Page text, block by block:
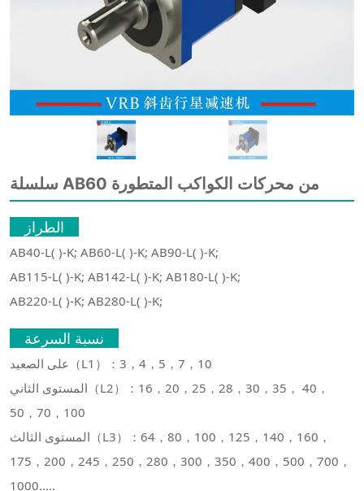
سلسلة AB60 من محركات الكواكب المتطورة
الطراز
AB40-L( )-K; AB60-L( )-K; AB90-L( )-K;
AB115-L( )-K; AB142-L( )-K; AB180-L( )-K;
AB220-L( )-K; AB280-L( )-K;
نسبة السرعة
على الصعيد（L1）：3，4，5，7，10
المستوى الثاني（L2）：16，20，25，28，30，35， 40，
50，70，100
المستوى الثالث（L3）：64，80，100，125，140，160，
175，200，245，250，280，300，350，400，500，700，
1000.....